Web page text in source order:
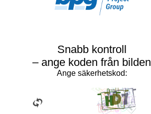
Snabb kontroll
– ange koden från bilden
Ange säkerhetskod: